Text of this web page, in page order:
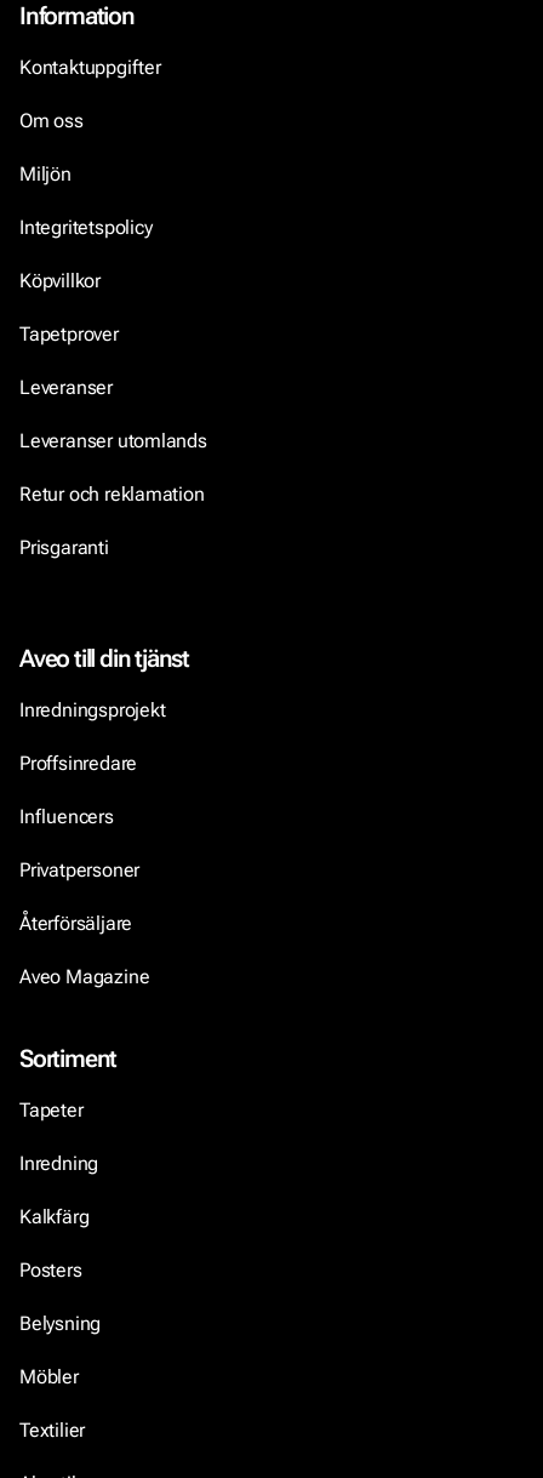
Information
Kontaktuppgifter
Om oss
Miljön
Integritetspolicy
Köpvillkor
Tapetprover
Leveranser
Leveranser utomlands
Retur och reklamation
Prisgaranti
Aveo till din tjänst
Inredningsprojekt
Proffsinredare
Influencers
Privatpersoner
Återförsäljare
Aveo Magazine
Sortiment
Tapeter
Inredning
Kalkfärg
Posters
Belysning
Möbler
Textilier